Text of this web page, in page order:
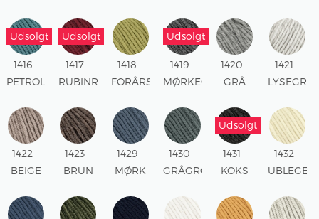
Udsolgt
1416 -
PETROL
Udsolgt
1417 -
RUBINRØD
1418 -
FORÅRSGRØN
Udsolgt
1419 -
MØRKEGRÅ
1420 -
GRÅ
1421 -
LYSEGRÅ
1422 -
BEIGE
1423 -
BRUN
1429 -
MØRK
1430 -
GRÅGRØN
Udsolgt
1431 -
KOKS
1432 -
UBLEGET